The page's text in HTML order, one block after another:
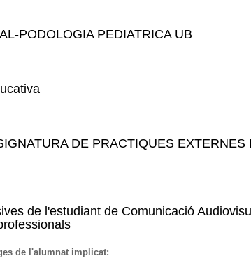
PODOLOGIA PEDIATRICA UB
DE PRACTIQUES EXTERNES
de l'estudiant de Comunicació
de l'alumnat implicat: